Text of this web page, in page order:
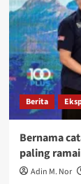
Berita
Bernama
paling
Adin M. Nor